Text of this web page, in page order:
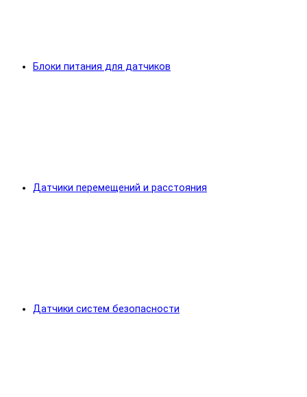
Блоки питания для датчиков
Датчики перемещений и расстояния
Датчики систем безопасности